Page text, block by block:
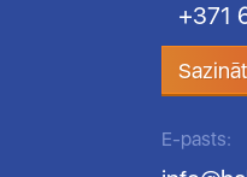
+371
E-pasts: